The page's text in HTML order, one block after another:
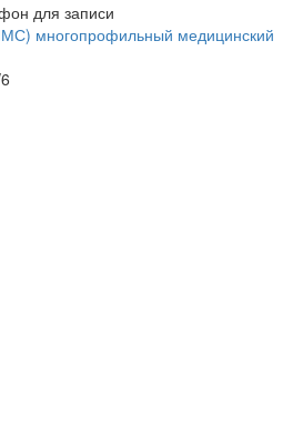
для записи
многопрофильный медицинский